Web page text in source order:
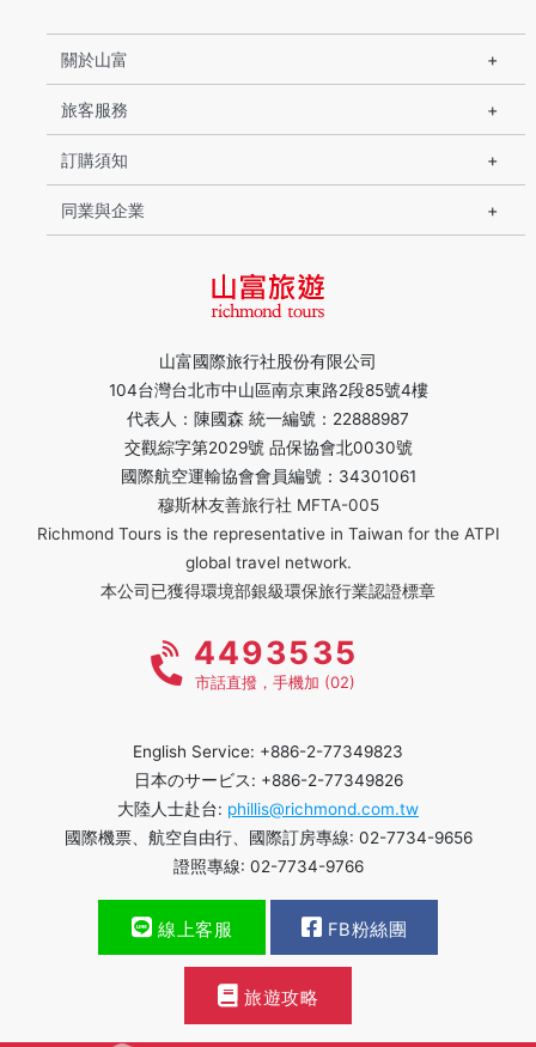
山富國際旅行社股份有限公司
104台灣台北市中山區南京東路2段85號4樓
代表人：陳國森 統一編號：22888987
交觀綜字第2029號 品保協會北0030號
國際航空運輸協會會員編號：34301061
穆斯林友善旅行社 MFTA-005
Richmond Tours is the representative in Taiwan for the ATPI
global travel network.
本公司已獲得環境部銀級環保旅行業認證標章
關於山富
旅客服務
訂購須知
同業與企業
4493535
市話直撥，手機加 (02)
English Service: +886-2-77349823
日本のサービス: +886-2-77349826
大陸人士赴台: phillis@richmond.com.tw
國際機票、航空自由行、國際訂房專線: 02-7734-9656
證照專線: 02-7734-9766
線上客服 FB粉絲團
旅遊攻略